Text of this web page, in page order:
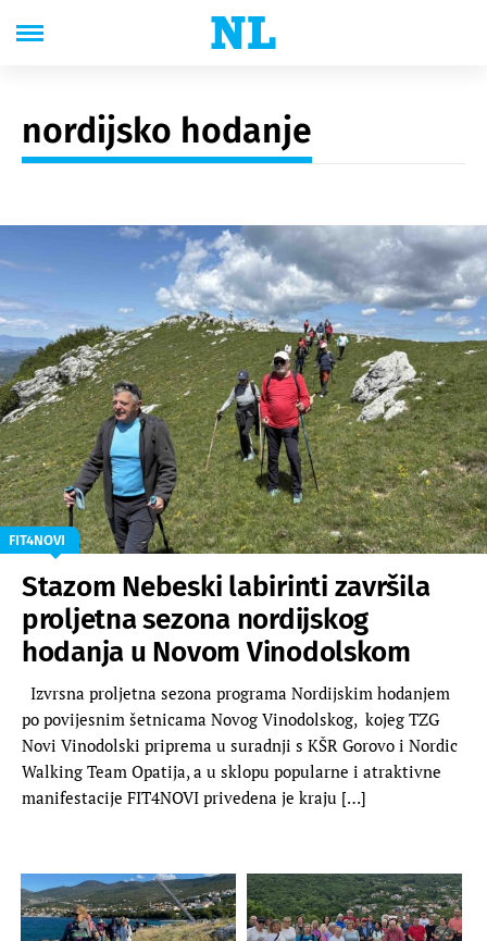
nordijsko hodanje
FIT4NOVI
Stazom Nebeski labirinti završila
proljetna sezona nordijskog
hodanja u Novom Vinodolskom
Izvrsna proljetna sezona programa Nordijskim hodanjem
po povijesnim šetnicama Novog Vinodolskog, kojeg TZG
Novi Vinodolski priprema u suradnji s KŠR Gorovo i Nordic
Walking Team Opatija, a u sklopu popularne i atraktivne
manifestacije FIT4NOVI privedena je kraju […]